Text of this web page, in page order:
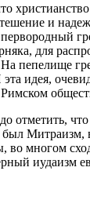
и
для
пепелище
идея,
отметить,
Митраизм,
во многом
иудаизм